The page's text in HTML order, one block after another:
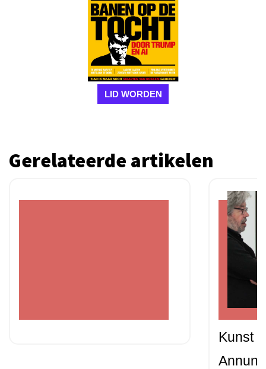
LID WORDEN
Gerelateerde artikelen
Kunst